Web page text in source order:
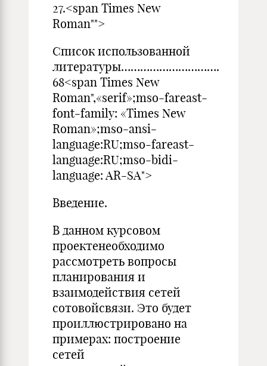
27.<span Times New
Список использованной
литературы………………………….
68<span Times New
Roman",«serif»;mso-fareast-
font-family: «Times New
Roman»;mso-ansi-
language:RU;mso-fareast-
language:RU;mso-bidi-
language: AR-SA">
Введение.
В данном курсовом
проектенеобходимо
рассмотреть вопросы
планирования и
взаимодействия сетей
сотовойсвязи. Это будет
проиллюстрировано на
примерах: построение
сетей